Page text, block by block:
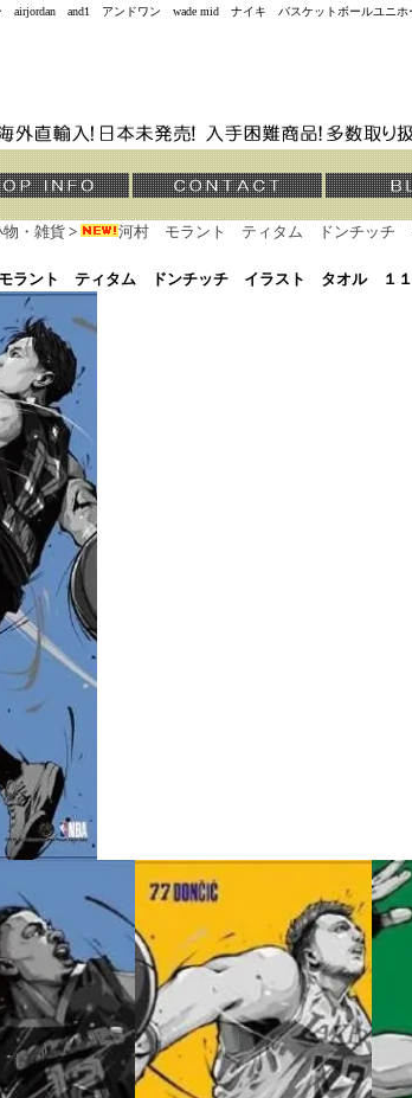
ン airjordan and1 アンドワン wade mid ナイキ バスケットボールユニ
・雑貨 > 河村 モラント ティタム ドンチッチ
ラント ティタム ドンチッチ イラスト タオル １１